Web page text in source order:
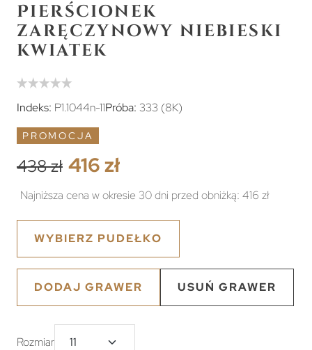
Pierścionek
zaręczynowy niebieski
kwiatek
Indeks: P1.1044n-11Próba: 333 (8K)
PROMOCJA
438 zł 416 zł
Najniższa cena w okresie 30 dni przed obniżką: 416 zł
WYBIERZ PUDEŁKO
DODAJ GRAWER USUŃ GRAWER
Rozmiar